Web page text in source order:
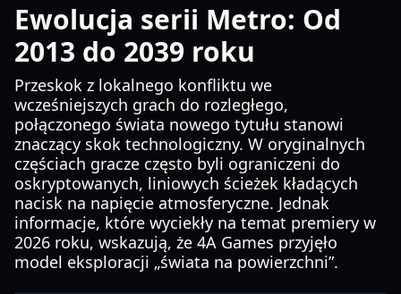
Ewolucja serii Metro: Od
2013 do 2039 roku
Przeskok z lokalnego konfliktu we
wcześniejszych grach do rozległego,
połączonego świata nowego tytułu stanowi
znaczący skok technologiczny. W oryginalnych
częściach gracze często byli ograniczeni do
oskryptowanych, liniowych ścieżek kładących
nacisk na napięcie atmosferyczne. Jednak
informacje, które wyciekły na temat premiery w
2026 roku, wskazują, że 4A Games przyjęło
model eksploracji „świata na powierzchni”.